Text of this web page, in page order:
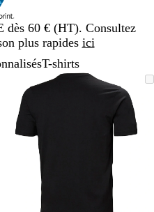
dès 60 € (HT). Consultez
plus rapides ici
T-shirts
Image
zoomable
Zoom
minimum
Cliquez
développer
Utilisez
zoomer